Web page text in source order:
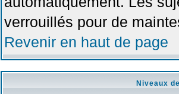
verrouillés pour de
Revenir en haut de page
Niveaux